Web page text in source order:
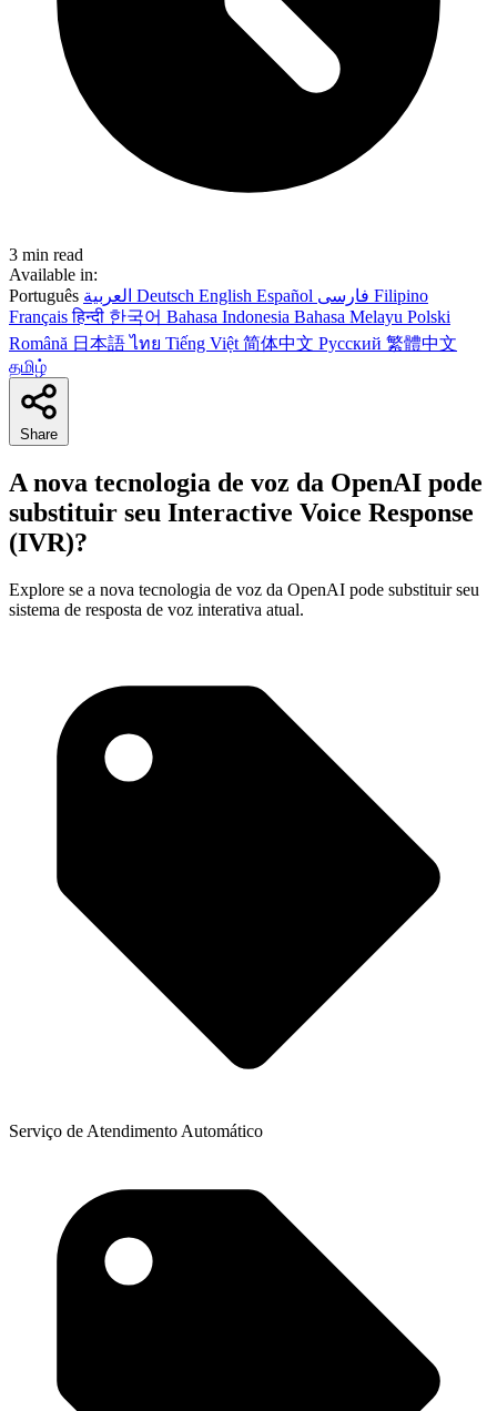
3 min read
Available in:
Português
Deutsch English Español
Filipino
Françaisहिन्दी 한국어 Bahasa Indonesia Bahasa Melayu Polski
Română 日本語ไทย Tiếng Việt 简体中文 Русский 繁體中文
தமிழ்
Share
A nova tecnologia de voz da OpenAI pode
substituir seu Interactive Voice Response
(IVR)?
Explore se a nova tecnologia de voz da OpenAI pode substituir seu
sistema de resposta de voz interativa atual.
Serviço de Atendimento Automático